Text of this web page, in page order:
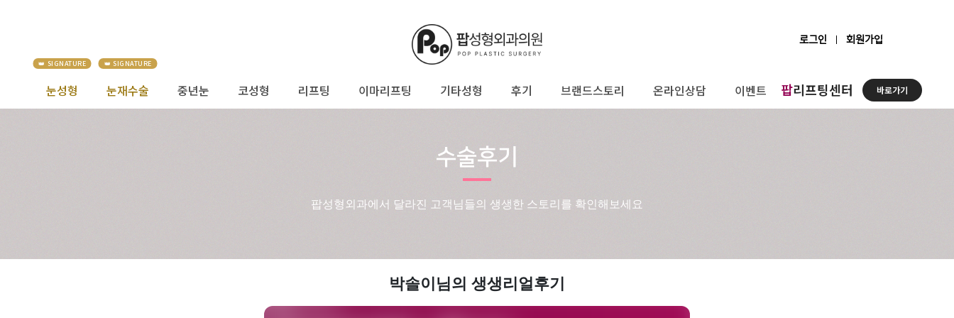
로그인 회원가입
눈성형 눈재수술 중년눈 코성형 리프팅 이마리프팅 기타성형 후기 브랜드스토리 온라인상담 이벤트 팝리프팅센터 바로가기
수술후기
팝성형외과에서 달라진 고객님들의 생생한 스토리를 확인해보세요
박솔이님의 생생리얼후기